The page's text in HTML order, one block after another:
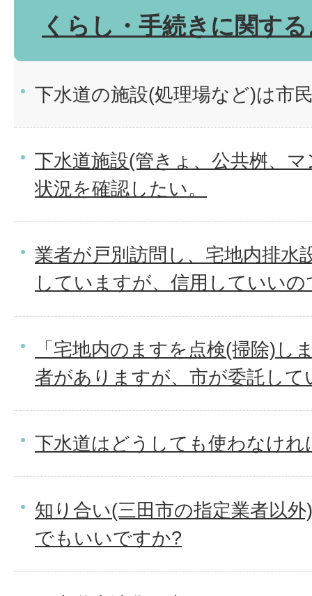
くらし・手続きに関す
下水道の施設(処理場など)は市
下水道施設(管きょ、公共桝、
状況を確認したい。
業者が戸別訪問し、宅地内排水
していますが、信用していい
「宅地内のますを点検(掃除)し
者がありますが、市が委託して
下水道はどうしても使わなけ
知り合い(三田市の指定業者以
でもいいですか?